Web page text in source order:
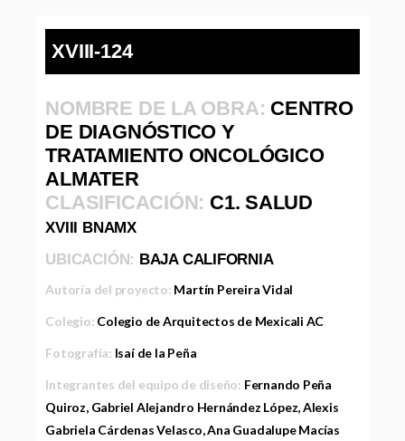
XVIII-124
NOMBRE DE LA OBRA: CENTRO
DE DIAGNÓSTICO Y
TRATAMIENTO ONCOLÓGICO
ALMATER
CLASIFICACIÓN: C1. SALUD
XVIII BNAMX
UBICACIÓN: BAJA CALIFORNIA
Autoría del proyecto: Martín Pereira Vidal
Colegio: Colegio de Arquitectos de Mexicali AC
Fotografía: Isaí de la Peña
Integrantes del equipo de diseño: Fernando Peña
Quiroz, Gabriel Alejandro Hernández López, Alexis
Gabriela Cárdenas Velasco, Ana Guadalupe Macías